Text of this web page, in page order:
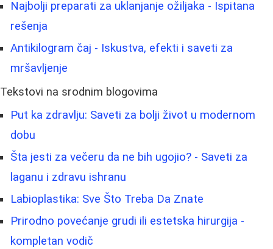
Najbolji preparati za uklanjanje ožiljaka - Ispitana
rešenja
Antikilogram čaj - Iskustva, efekti i saveti za
mršavljenje
Tekstovi na srodnim blogovima
Put ka zdravlju: Saveti za bolji život u modernom
dobu
Šta jesti za večeru da ne bih ugojio? - Saveti za
laganu i zdravu ishranu
Labioplastika: Sve Što Treba Da Znate
Prirodno povećanje grudi ili estetska hirurgija -
kompletan vodič